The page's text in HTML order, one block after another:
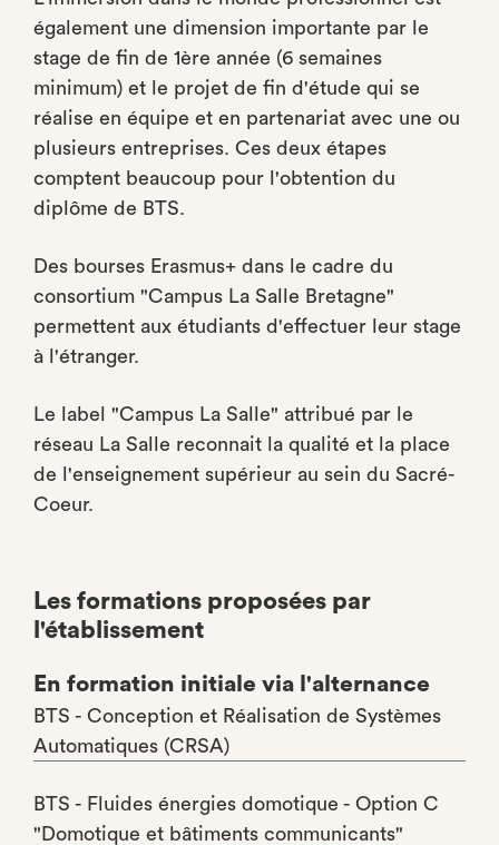
également une dimension importante par le
stage de fin de 1ère année (6 semaines
minimum) et le projet de fin d'étude qui se
réalise en équipe et en partenariat avec une ou
plusieurs entreprises. Ces deux étapes
comptent beaucoup pour l'obtention du
diplôme de BTS.
Des bourses Erasmus+ dans le cadre du
consortium "Campus La Salle Bretagne"
permettent aux étudiants d'effectuer leur stage
à l'étranger.
Le label "Campus La Salle" attribué par le
réseau La Salle reconnait la qualité et la place
de l'enseignement supérieur au sein du Sacré-
Coeur.
Les formations proposées par
l'établissement
En formation initiale via l'alternance
BTS - Conception et Réalisation de Systèmes
Automatiques (CRSA)
BTS - Fluides énergies domotique - Option C
"Domotique et bâtiments communicants"